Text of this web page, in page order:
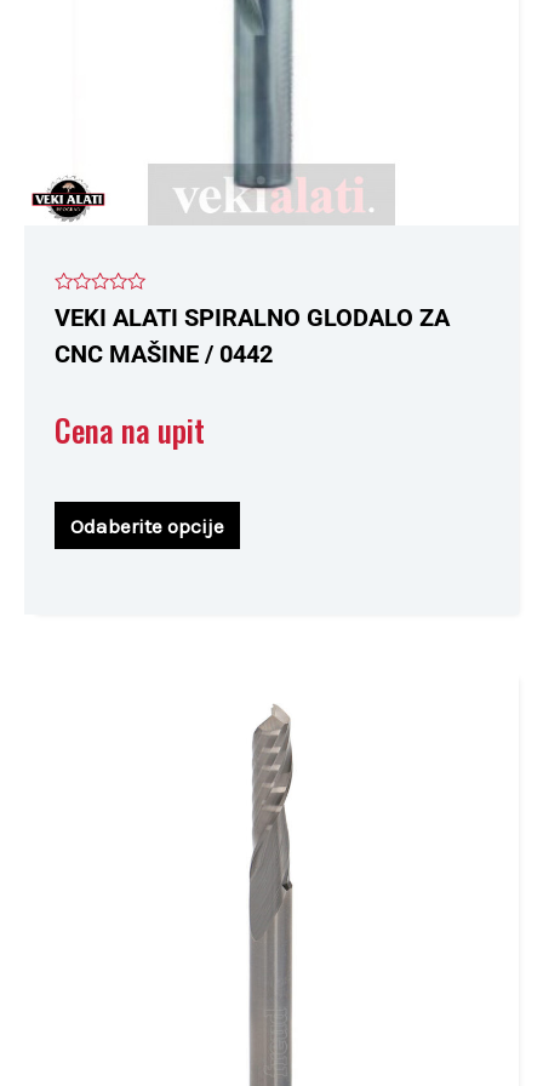
Ocenjeno
sa
od
VEKI ALATI SPIRALNO GLODALO ZA
CNC MAŠINE / 0442
Cena na upit
Odaberite opcije
biti
stranici
proizvoda.